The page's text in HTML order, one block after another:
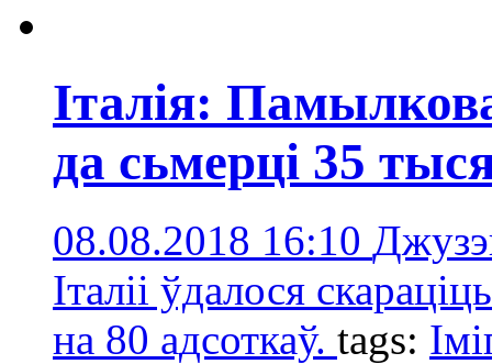
Італія:
да сьмерці 35
08.08.2018 16:10
Італіі ўдалося
на 80 адсоткаў. tags: